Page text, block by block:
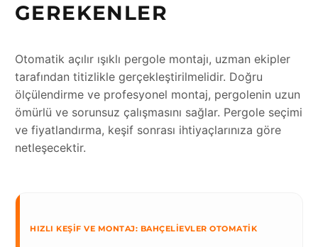
GEREKENLER
Otomatik açılır ışıklı pergole montajı, uzman ekipler
tarafından titizlikle gerçekleştirilmelidir. Doğru
ölçülendirme ve profesyonel montaj, pergolenin uzun
ömürlü ve sorunsuz çalışmasını sağlar. Pergole seçimi
ve fiyatlandırma, keşif sonrası ihtiyaçlarınıza göre
netleşecektir.
HIZLI KEŞIF VE MONTAJ: BAHÇELIEVLER OTOMATIK